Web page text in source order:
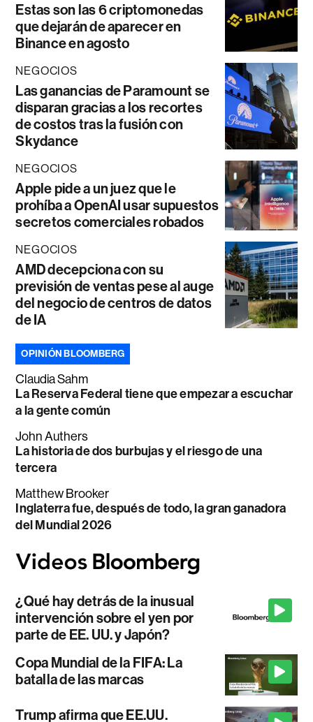
Estas son las 6 criptomonedas
que dejarán de aparecer en
Binance en agosto
NEGOCIOS
Las ganancias de Paramount se
disparan gracias a los recortes
de costos tras la fusión con
Skydance
NEGOCIOS
Apple pide a un juez que le
prohíba a OpenAI usar supuestos
secretos comerciales robados
NEGOCIOS
AMD decepciona con su
previsión de ventas pese al auge
del negocio de centros de datos
de IA
OPINIÓN BLOOMBERG
Claudia Sahm
La Reserva Federal tiene que empezar a escuchar
a la gente común
John Authers
La historia de dos burbujas y el riesgo de una
tercera
Matthew Brooker
Inglaterra fue, después de todo, la gran ganadora
del Mundial 2026
¿Qué hay detrás de la inusual
intervención sobre el yen por
parte de EE. UU. y Japón?
Copa Mundial de la FIFA: La
batalla de las marcas
Trump afirma que EE.UU.